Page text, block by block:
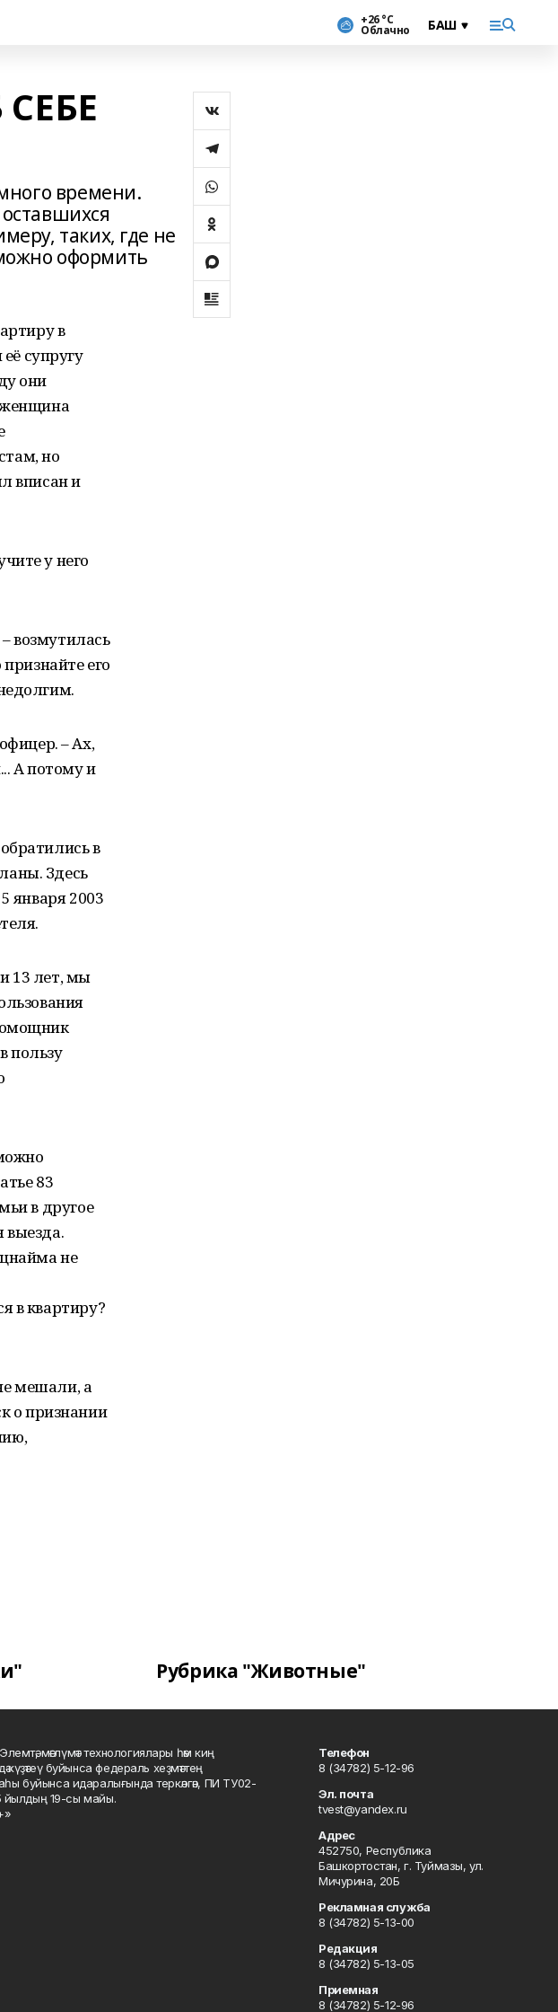
+26 °С
Облачно
времени.
таких, где не
оформить
в
супругу
они
женщина
но
вписан и
у него
возмутилась
его
– Ах,
А потому и
в
Здесь
января 2003
13 лет, мы
пользу
83
в другое
выезда.
не
в квартиру?
мешали, а
о признании
Рубрика "Животные"
мәғлүмәт технологиялары һәм киң
күҙәтеү буйынса федераль хеҙмәттең
буйынса идаралығында теркәлгән, ПИ ТУ02-
йылдың 19-сы майы.
Телефон
8 (34782) 5-12-96
Эл. почта
tvest@yandex.ru
Адрес
452750, Республика
Башкортостан, г. Туймазы, ул.
Мичурина, 20Б
Рекламная служба
8 (34782) 5-13-00
Редакция
8 (34782) 5-13-05
Приемная
8 (34782) 5-12-96